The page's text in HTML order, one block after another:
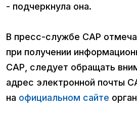
- подчеркнула она.
В пресс-службе САР
при получении
САР, следует обращать
адрес электронной почты
на официальном сайте